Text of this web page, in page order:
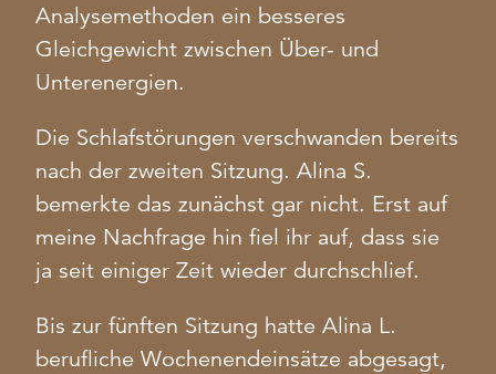
Analysemethoden ein besseres
Gleichgewicht zwischen Über- und
Unterenergien.
Die Schlafstörungen verschwanden bereits
nach der zweiten Sitzung. Alina S.
bemerkte das zunächst gar nicht. Erst auf
meine Nachfrage hin fiel ihr auf, dass sie
ja seit einiger Zeit wieder durchschlief.
Bis zur fünften Sitzung hatte Alina L.
berufliche Wochenendeinsätze abgesagt,